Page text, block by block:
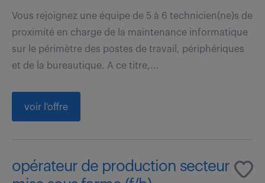
Vous rejoignez une équipe de 5 à 6 technicien(ne)s de
proximité en charge de la maintenance informatique
sur le périmètre des postes de travail, périphériques
et de la bureautique. A ce titre,...
voir l'offre
opérateur de production secteur